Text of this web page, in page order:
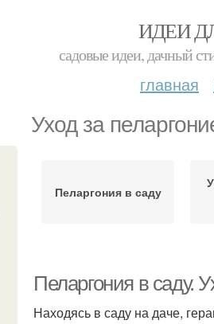
ИДЕИ
садовые идеи, дачный
главная
Уход за
Пеларгония в саду
Пеларгония в саду.
Находясь в саду на даче,